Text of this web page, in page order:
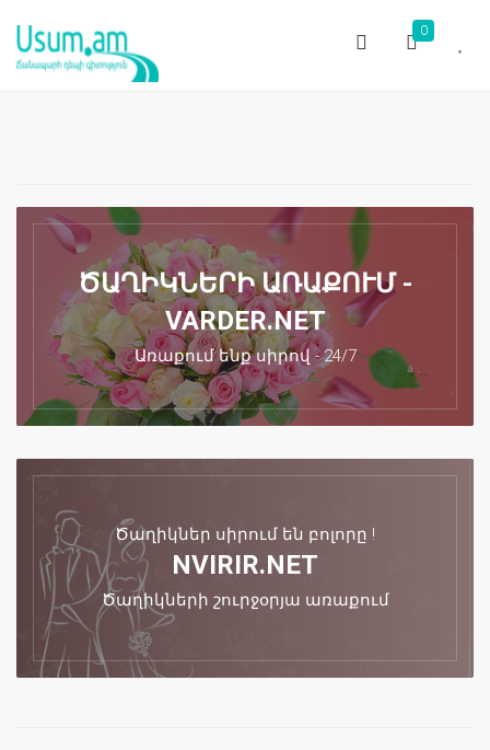
0
ԾԱՂԻԿՆԵՐԻ ԱՌԱՔՈՒՄ -
VARDER.NET
Առաքում ենք սիրով - 24/7
Ծաղիկներ սիրում են բոլորը !
NVIRIR.NET
Ծաղիկների շուրջօրյա առաքում